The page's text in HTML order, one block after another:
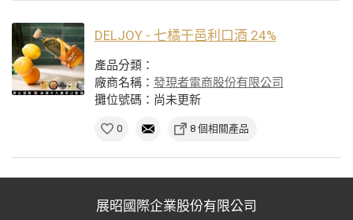
DELJOY - 七橘干邑利口酒 24%
產品分類：
廠商名稱： 發現者電商股份有限公司
攤位號碼：尚未更新
0 8 個相關產品
展昭國際企業股份有限公司